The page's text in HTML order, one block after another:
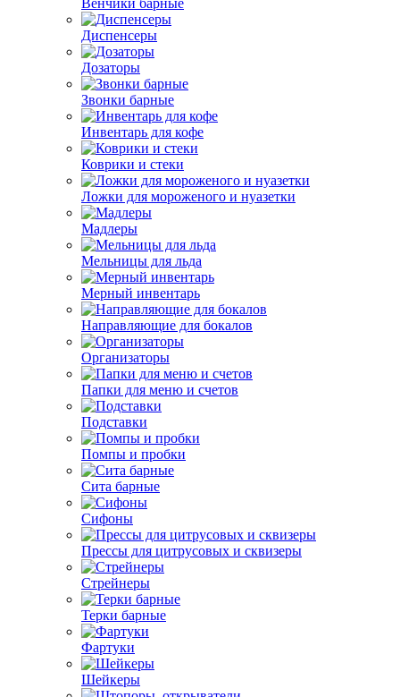
Венчики барные
Диспенсеры
Дозаторы
Звонки барные
Инвентарь для кофе
Коврики и стеки
Ложки для мороженого и нуазетки
Мадлеры
Мельницы для льда
Мерный инвентарь
Направляющие для бокалов
Организаторы
Папки для меню и счетов
Подставки
Помпы и пробки
Сита барные
Сифоны
Прессы для цитрусовых и сквизеры
Стрейнеры
Терки барные
Фартуки
Шейкеры